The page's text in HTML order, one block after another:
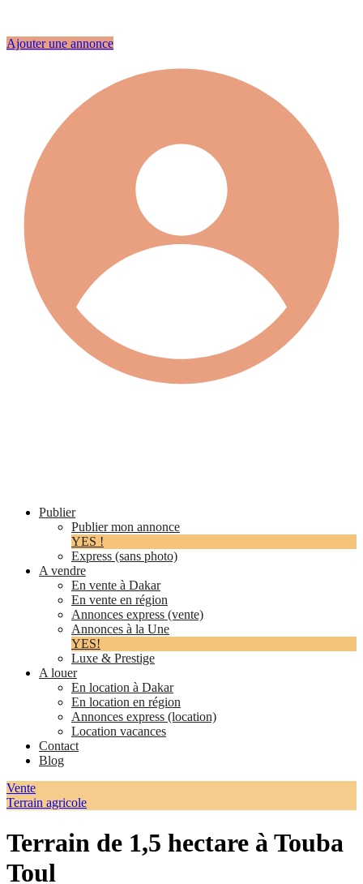
Ajouter une annonce
Publier
Publier mon annonce
YES !
Express (sans photo)
A vendre
En vente à Dakar
En vente en région
Annonces express (vente)
Annonces à la Une
YES!
Luxe & Prestige
A louer
En location à Dakar
En location en région
Annonces express (location)
Location vacances
Contact
Blog
Vente
Terrain agricole
Terrain de 1,5 hectare à Touba
Toul